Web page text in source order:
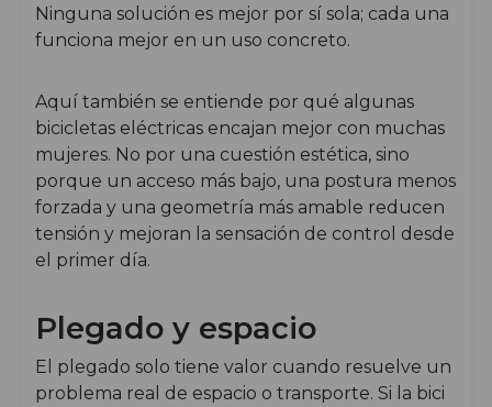
Ninguna solución es mejor por sí sola; cada una
funciona mejor en un uso concreto.
Aquí también se entiende por qué algunas
bicicletas eléctricas encajan mejor con muchas
mujeres. No por una cuestión estética, sino
porque un acceso más bajo, una postura menos
forzada y una geometría más amable reducen
tensión y mejoran la sensación de control desde
el primer día.
Plegado y espacio
El plegado solo tiene valor cuando resuelve un
problema real de espacio o transporte. Si la bici